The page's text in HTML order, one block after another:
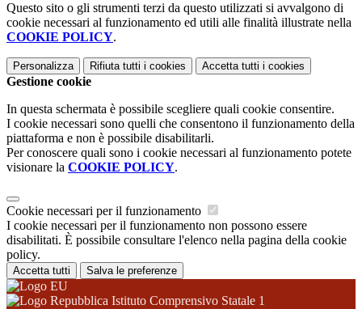
Questo sito o gli strumenti terzi da questo utilizzati si avvalgono di
cookie necessari al funzionamento ed utili alle finalità illustrate nella
COOKIE POLICY.
Personalizza Rifiuta tutti i cookies Accetta tutti i cookies
Gestione cookie
In questa schermata è possibile scegliere quali cookie consentire.
I cookie necessari sono quelli che consentono il funzionamento della
piattaforma e non è possibile disabilitarli.
Per conoscere quali sono i cookie necessari al funzionamento potete
visionare la COOKIE POLICY.
Cookie necessari per il funzionamento
I cookie necessari per il funzionamento non possono essere
disabilitati. È possibile consultare l'elenco nella pagina della cookie
policy.
Accetta tutti Salva le preferenze
Istituto Comprensivo Statale 1